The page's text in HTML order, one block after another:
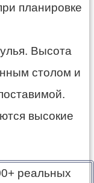
планировке
Высота
столом и
высокие